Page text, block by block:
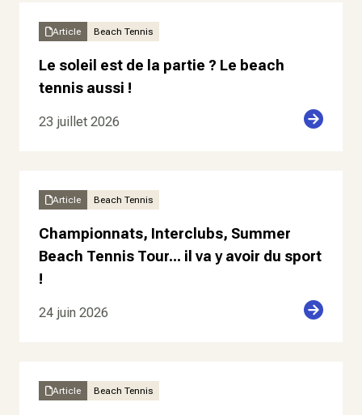
Article Beach Tennis
Le soleil est de la partie ? Le beach
tennis aussi !
23 juillet 2026
Article Beach Tennis
Championnats, Interclubs, Summer
Beach Tennis Tour... il va y avoir du sport
!
24 juin 2026
Article Beach Tennis